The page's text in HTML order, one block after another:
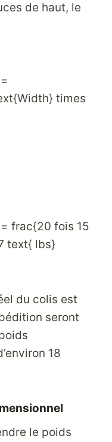
de haut, le
times
frac{20 fois 15
text{ lbs}
du colis est
seront
18
le poids